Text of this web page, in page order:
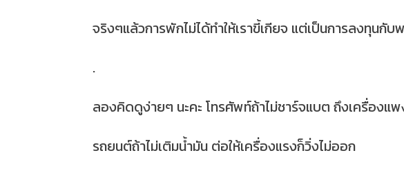
จริงๆแล้วการพักไม่ได้ทำให้เราขี้เกียจ แต่เป็นการลงทุนกั
.
ลองคิดดูง่ายๆ นะคะ โทรศัพท์ถ้าไม่ชาร์จแบต ถึงเครื่องแพ
รถยนต์ถ้าไม่เติมน้ำมัน ต่อให้เครื่องแรงก็วิ่งไม่ออก